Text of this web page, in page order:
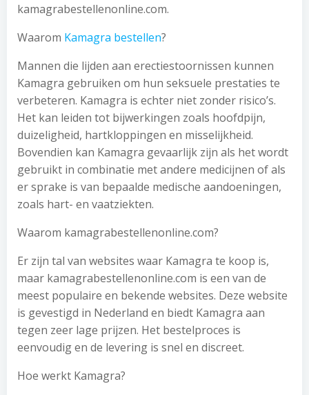
kamagrabestellenonline.com.
Waarom Kamagra bestellen?
Mannen die lijden aan erectiestoornissen kunnen
Kamagra gebruiken om hun seksuele prestaties te
verbeteren. Kamagra is echter niet zonder risico’s.
Het kan leiden tot bijwerkingen zoals hoofdpijn,
duizeligheid, hartkloppingen en misselijkheid.
Bovendien kan Kamagra gevaarlijk zijn als het wordt
gebruikt in combinatie met andere medicijnen of als
er sprake is van bepaalde medische aandoeningen,
zoals hart- en vaatziekten.
Waarom kamagrabestellenonline.com?
Er zijn tal van websites waar Kamagra te koop is,
maar kamagrabestellenonline.com is een van de
meest populaire en bekende websites. Deze website
is gevestigd in Nederland en biedt Kamagra aan
tegen zeer lage prijzen. Het bestelproces is
eenvoudig en de levering is snel en discreet.
Hoe werkt Kamagra?